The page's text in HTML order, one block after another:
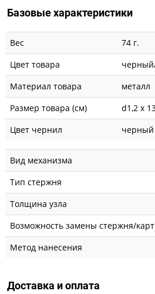
Базовые характеристики
Вес
74 г.
Цвет товара
Материал товара
металл
Размер товара (см)
d1,2 х
Цвет чернил
черный
Вид механизма
Тип стержня
Толщина узла
Возможность замены стержня/
Метод нанесения
Доставка и оплата